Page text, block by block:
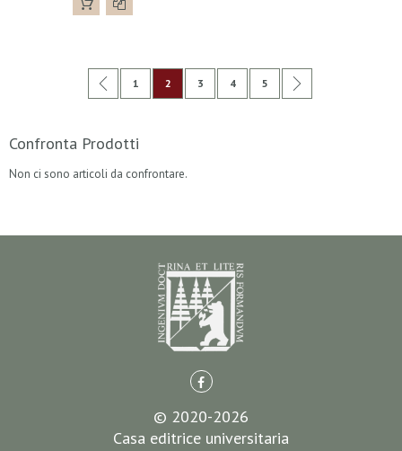
Pagina Pagina
Precedente
Pagina
1 Attualmente stai leggendo la pagina
2 Pagina
3 Pagina
4 Pagina
5
Confronta Prodotti
Non ci sono articoli da confrontare.
© 2020-2026
Casa editrice universitaria